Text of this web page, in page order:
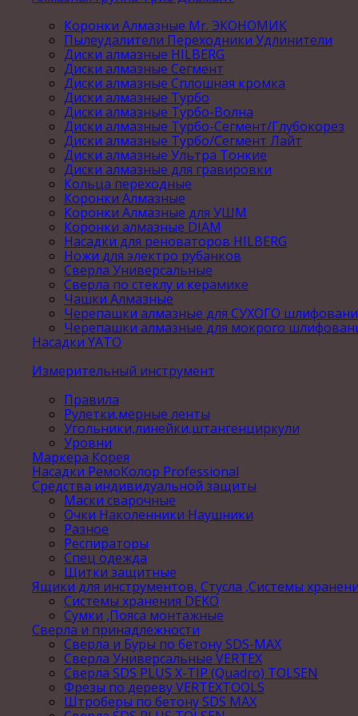
Коронки Алмазные Mr. ЭКОНОМИК
Пылеудалители Переходники Удлинители
Диски алмазные HILBERG
Диски алмазные Сегмент
Диски алмазные Сплошная кромка
Диски алмазные Турбо
Диски алмазные Турбо-Волна
Диски алмазные Турбо-Сегмент/Глубокорез
Диски алмазные Турбо/Сегмент Лайт
Диски алмазные Ультра Тонкие
Диски алмазные для гравировки
Кольца переходные
Коронки Алмазные
Коронки Алмазные для УШМ
Коронки алмазные DIAM
Насадки для реноваторов HILBERG
Ножи для электро рубанков
Сверла Универсальные
Сверла по стеклу и керамике
Чашки Алмазные
Черепашки алмазные для СУХОГО
Черепашки алмазные для мокрого
Насадки YATO
Измерительный инструмент
Правила
Рулетки,мерные ленты
Угольники,линейки,штангенциркули
Уровни
Маркера Корея
Насадки РемоКолор Professional
Средства индивидуальной защиты
Маски сварочные
Очки Наколенники Наушники
Разное
Респираторы
Спец одежда
Щитки защитные
Ящики для инструментов, Стусла ,Системы
Системы хранения DEKO
Сумки ,Пояса монтажные
Сверла и принадлежности
Сверла и Буры по бетону SDS-MAX
Сверла Универсальные VERTEX
Сверла SDS PLUS X-TIP (Quadro) TOLSEN
Фрезы по дереву VERTEXTOOLS
Штроберы по бетону SDS MAX